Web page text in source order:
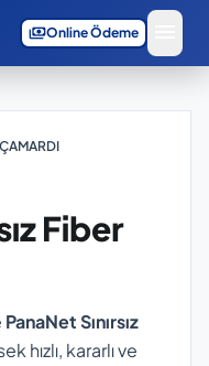
paymentsOnline Ödeme
ÇAMARDI
Fiber
PanaNet Sınırsız
hızlı, kararlı ve